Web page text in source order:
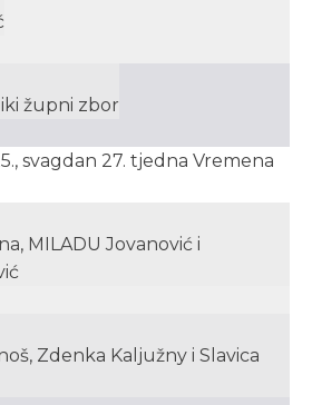
župni zbor
svagdan 27. tjedna Vremena
MILADU Jovanović i
Zdenka Kaljužny i Slavica